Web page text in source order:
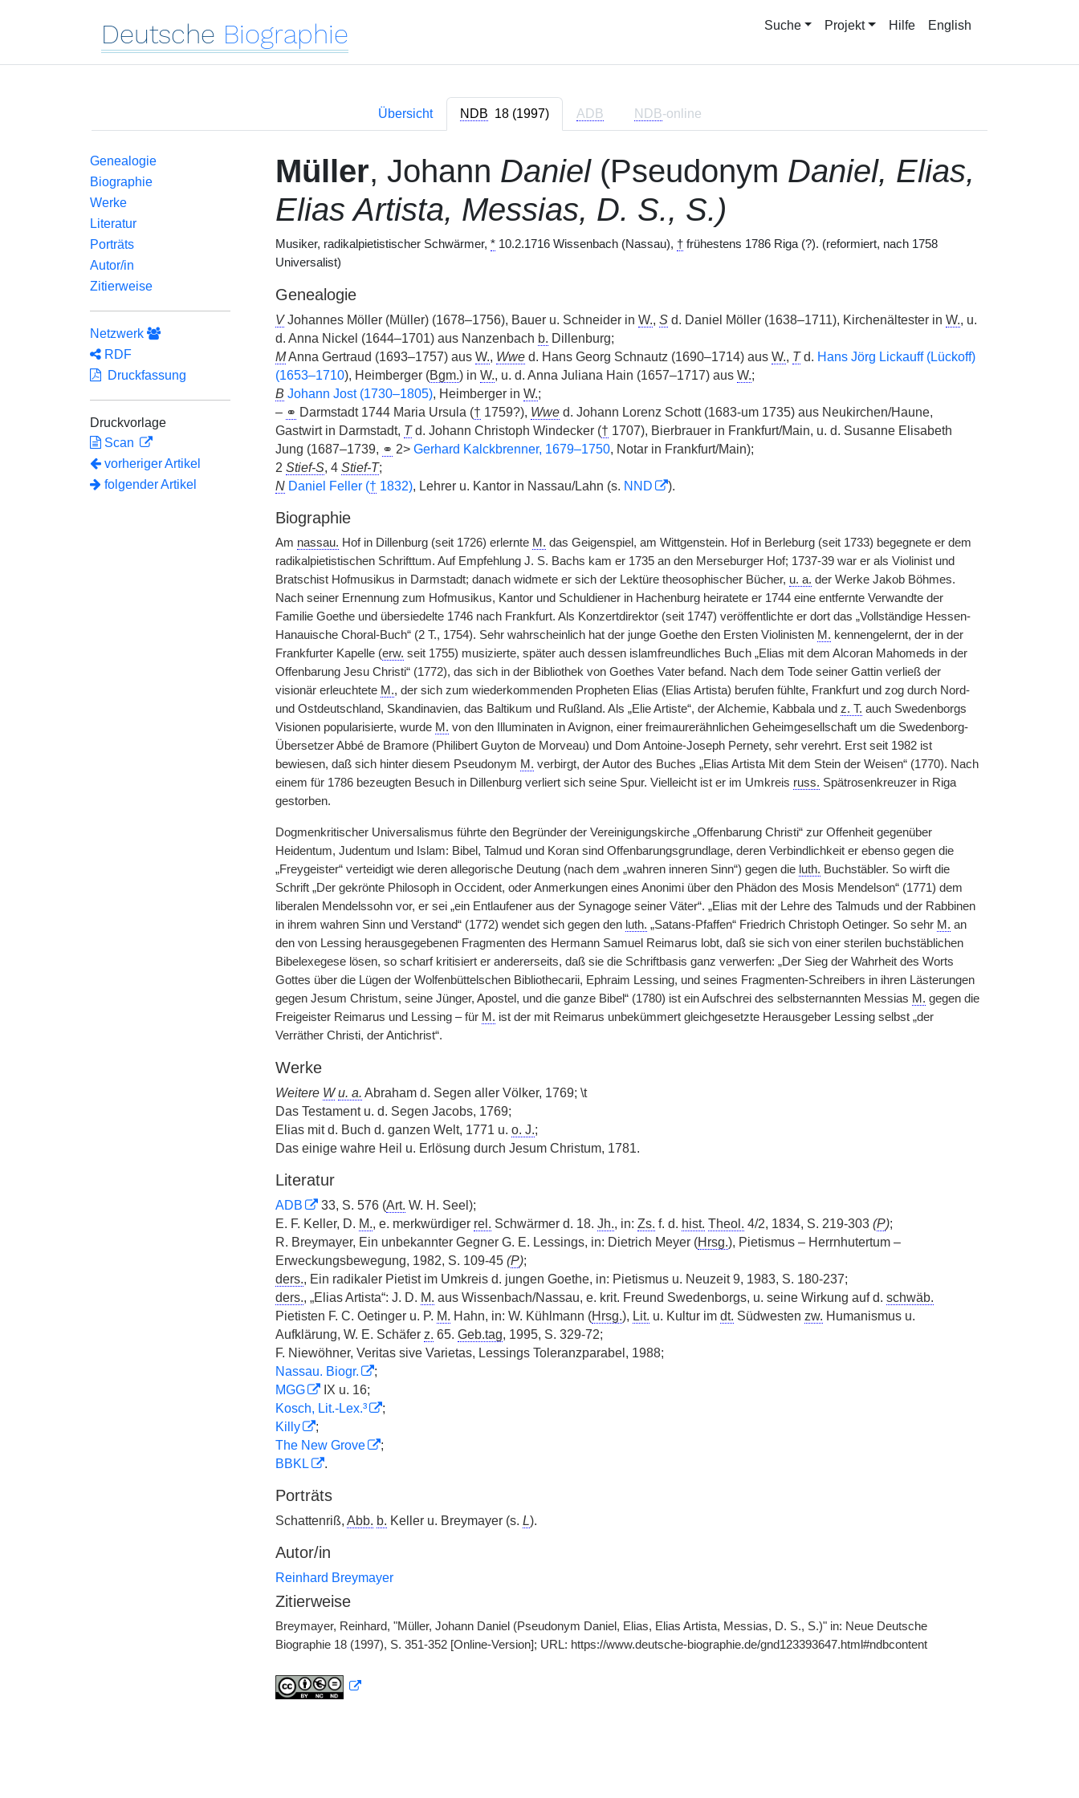
Deutsche Biographie Suche Projekt Hilfe English
Übersicht NDB 18 (1997) ADB NDB-online
Genealogie
Biographie
Werke
Literatur
Porträts
Autor/in
Zitierweise
Netzwerk
RDF
Druckfassung
Druckvorlage
Scan
vorheriger Artikel
folgender Artikel
Müller, Johann Daniel(Pseudonym Daniel, Elias,
Elias Artista, Messias, D. S., S.)
Musiker, radikalpietistischer Schwärmer, *10.2.1716 Wissenbach (Nassau), †frühestens 1786 Riga (?). (reformiert, nach 1758
Universalist)
Genealogie
VJohannes Möller (Müller) (1678–1756), Bauer u. Schneider in W., Sd. Daniel Möller (1638–1711), Kirchenältester in W., u.
d. Anna Nickel (1644–1701) aus Nanzenbach b. Dillenburg;
MAnna Gertraud (1693–1757) aus W., Wwed. Hans Georg Schnautz (1690–1714) aus W., Td. Hans Jörg Lickauff (Lückoff)
(1653–1710), Heimberger (Bgm.) in W., u. d. Anna Juliana Hain (1657–1717) aus W.;
B Johann Jost (1730–1805), Heimberger in W.;
– ⚭ Darmstadt 1744 Maria Ursula († 1759?), Wwed. Johann Lorenz Schott (1683-um 1735) aus Neukirchen/Haune,
Gastwirt in Darmstadt, Td. Johann Christoph Windecker († 1707), Bierbrauer in Frankfurt/Main, u. d. Susanne Elisabeth
Jung (1687–1739, ⚭ 2> Gerhard Kalckbrenner, 1679–1750, Notar in Frankfurt/Main);
2 Stief-S, 4 Stief-T;
N Daniel Feller († 1832), Lehrer u. Kantor in Nassau/Lahn (s. NND ).
Biographie
Am nassau. Hof in Dillenburg (seit 1726) erlernte M. das Geigenspiel, am Wittgenstein. Hof in Berleburg (seit 1733) begegnete er dem
radikalpietistischen Schrifttum. Auf Empfehlung J. S. Bachs kam er 1735 an den Merseburger Hof; 1737-39 war er als Violinist und
Bratschist Hofmusikus in Darmstadt; danach widmete er sich der Lektüre theosophischer Bücher, u. a. der Werke Jakob Böhmes.
Nach seiner Ernennung zum Hofmusikus, Kantor und Schuldiener in Hachenburg heiratete er 1744 eine entfernte Verwandte der
Familie Goethe und übersiedelte 1746 nach Frankfurt. Als Konzertdirektor (seit 1747) veröffentlichte er dort das „Vollständige Hessen-
Hanauische Choral-Buch“ (2 T., 1754). Sehr wahrscheinlich hat der junge Goethe den Ersten Violinisten M. kennengelernt, der in der
Frankfurter Kapelle (erw. seit 1755) musizierte, später auch dessen islamfreundliches Buch „Elias mit dem Alcoran Mahomeds in der
Offenbarung Jesu Christi“ (1772), das sich in der Bibliothek von Goethes Vater befand. Nach dem Tode seiner Gattin verließ der
visionär erleuchtete M., der sich zum wiederkommenden Propheten Elias (Elias Artista) berufen fühlte, Frankfurt und zog durch Nord-
und Ostdeutschland, Skandinavien, das Baltikum und Rußland. Als „Elie Artiste“, der Alchemie, Kabbala und z. T. auch Swedenborgs
Visionen popularisierte, wurde M. von den Illuminaten in Avignon, einer freimaurerähnlichen Geheimgesellschaft um die Swedenborg-
Übersetzer Abbé de Bramore (Philibert Guyton de Morveau) und Dom Antoine-Joseph Pernety, sehr verehrt. Erst seit 1982 ist
bewiesen, daß sich hinter diesem Pseudonym M. verbirgt, der Autor des Buches „Elias Artista Mit dem Stein der Weisen“ (1770). Nach
einem für 1786 bezeugten Besuch in Dillenburg verliert sich seine Spur. Vielleicht ist er im Umkreis russ. Spätrosenkreuzer in Riga
gestorben.
Dogmenkritischer Universalismus führte den Begründer der Vereinigungskirche „Offenbarung Christi“ zur Offenheit gegenüber
Heidentum, Judentum und Islam: Bibel, Talmud und Koran sind Offenbarungsgrundlage, deren Verbindlichkeit er ebenso gegen die
„Freygeister“ verteidigt wie deren allegorische Deutung (nach dem „wahren inneren Sinn“) gegen die luth. Buchstäbler. So wirft die
Schrift „Der gekrönte Philosoph in Occident, oder Anmerkungen eines Anonimi über den Phädon des Mosis Mendelson“ (1771) dem
liberalen Mendelssohn vor, er sei „ein Entlaufener aus der Synagoge seiner Väter“. „Elias mit der Lehre des Talmuds und der Rabbinen
in ihrem wahren Sinn und Verstand“ (1772) wendet sich gegen den luth. „Satans-Pfaffen“ Friedrich Christoph Oetinger. So sehr M. an
den von Lessing herausgegebenen Fragmenten des Hermann Samuel Reimarus lobt, daß sie sich von einer sterilen buchstäblichen
Bibelexegese lösen, so scharf kritisiert er andererseits, daß sie die Schriftbasis ganz verwerfen: „Der Sieg der Wahrheit des Worts
Gottes über die Lügen der Wolfenbüttelschen Bibliothecarii, Ephraim Lessing, und seines Fragmenten-Schreibers in ihren Lästerungen
gegen Jesum Christum, seine Jünger, Apostel, und die ganze Bibel“ (1780) ist ein Aufschrei des selbsternannten Messias M. gegen die
Freigeister Reimarus und Lessing – für M. ist der mit Reimarus unbekümmert gleichgesetzte Herausgeber Lessing selbst „der
Verräther Christi, der Antichrist“.
Werke
Weitere W u. a. Abraham d. Segen aller Völker, 1769; \t
Das Testament u. d. Segen Jacobs, 1769;
Elias mit d. Buch d. ganzen Welt, 1771 u. o. J.;
Das einige wahre Heil u. Erlösung durch Jesum Christum, 1781.
Literatur
ADB 33, S. 576 (Art. W. H. Seel);
E. F. Keller, D. M., e. merkwürdiger rel. Schwärmer d. 18. Jh., in: Zs. f. d. hist. Theol. 4/2, 1834, S. 219-303 (P);
R. Breymayer, Ein unbekannter Gegner G. E. Lessings, in: Dietrich Meyer (Hrsg.), Pietismus – Herrnhutertum –
Erweckungsbewegung, 1982, S. 109-45 (P);
ders., Ein radikaler Pietist im Umkreis d. jungen Goethe, in: Pietismus u. Neuzeit 9, 1983, S. 180-237;
ders., „Elias Artista“: J. D. M. aus Wissenbach/Nassau, e. krit. Freund Swedenborgs, u. seine Wirkung auf d. schwäb.
Pietisten F. C. Oetinger u. P. M. Hahn, in: W. Kühlmann (Hrsg.), Lit. u. Kultur im dt. Südwesten zw. Humanismus u.
Aufklärung, W. E. Schäfer z. 65. Geb.tag, 1995, S. 329-72;
F. Niewöhner, Veritas sive Varietas, Lessings Toleranzparabel, 1988;
Nassau. Biogr.
;
MGG
IX u. 16;
Kosch, Lit.-Lex.³
;
Killy
;
The New Grove
;
BBKL
.
Porträts
Schattenriß, Abb. b. Keller u. Breymayer (s. L).
Autor/in
Reinhard Breymayer
Zitierweise
Breymayer, Reinhard, "Müller, Johann Daniel (Pseudonym Daniel, Elias, Elias Artista, Messias, D. S., S.)" in: Neue Deutsche
Biographie 18 (1997), S. 351-352 [Online-Version]; URL: https://www.deutsche-biographie.de/gnd123393647.html#ndbcontent